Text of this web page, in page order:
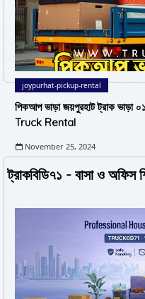
joypurhat-pickup-rental
পিকআপ ভাড়া জয়পুরহাট ট্রাক
Truck Rental
November 25, 2024
ট্রাকবিডি৭১ - বাসা ও অফিস